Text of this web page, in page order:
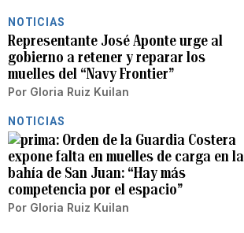
NOTICIAS
Representante José Aponte urge al
gobierno a retener y reparar los
muelles del “Navy Frontier”
Por Gloria Ruiz Kuilan
NOTICIAS
Orden de la Guardia Costera
expone falta en muelles de carga en la
bahía de San Juan: “Hay más
competencia por el espacio”
Por Gloria Ruiz Kuilan